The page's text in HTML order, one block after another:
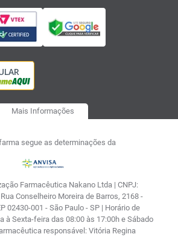
Mais Informações
segue as determinações da
Farmacêutica Nakano Ltda | CNPJ:
Conselheiro Moreira de Barros, 2168 -
02430-001 - São Paulo - SP | Horário de
à Sexta-feira das 08:00 às 17:00h e Sábado
responsável: Vitória Regina